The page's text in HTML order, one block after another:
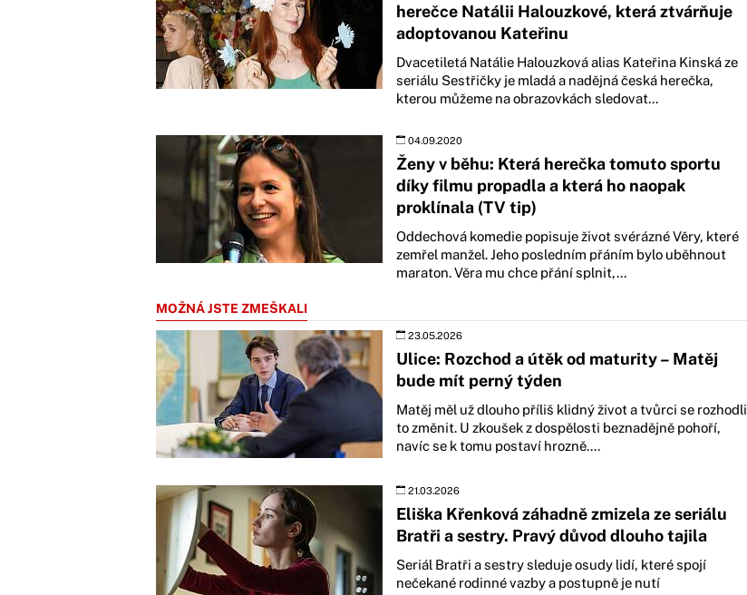
herečce Natálii Halouzkové, která ztvárňuje
adoptovanou Kateřinu
Dvacetiletá Natálie Halouzková alias Kateřina Kinská ze
seriálu Sestřičky je mladá a nadějná česká herečka,
kterou můžeme na obrazovkách sledovat...
04.09.2020
Ženy v běhu: Která herečka tomuto sportu
díky filmu propadla a která ho naopak
proklínala (TV tip)
Oddechová komedie popisuje život svérázné Věry, které
zemřel manžel. Jeho posledním přáním bylo uběhnout
maraton. Věra mu chce přání splnit,...
MOŽNÁ JSTE ZMEŠKALI
23.05.2026
Ulice: Rozchod a útěk od maturity – Matěj
bude mít perný týden
Matěj měl už dlouho příliš klidný život a tvůrci se rozhodli
to změnit. U zkoušek z dospělosti beznadějně pohoří,
navíc se k tomu postaví hrozně....
21.03.2026
Eliška Křenková záhadně zmizela ze seriálu
Bratři a sestry. Pravý důvod dlouho tajila
Seriál Bratři a sestry sleduje osudy lidí, které spojí
nečekané rodinné vazby a postupně je nutí